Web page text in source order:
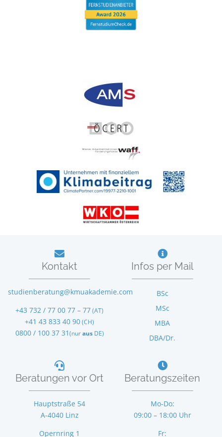
Kontakt
studienberatung@kmuakademie.com
+43 732 / 77 00 77 – 77 (AT)
+41 43 833 40 90 (CH)
0800 / 100 37 31 (nur ausDE)
Infos per Mail
BSc
MSc
MBA
DBA/Dr.
Beratungen vor Ort
Hauptstraße 54
A-4040 Linz
Opernring 1
Beratungszeiten
Mo-Do:
09:00 – 18:00 Uhr
Fr: